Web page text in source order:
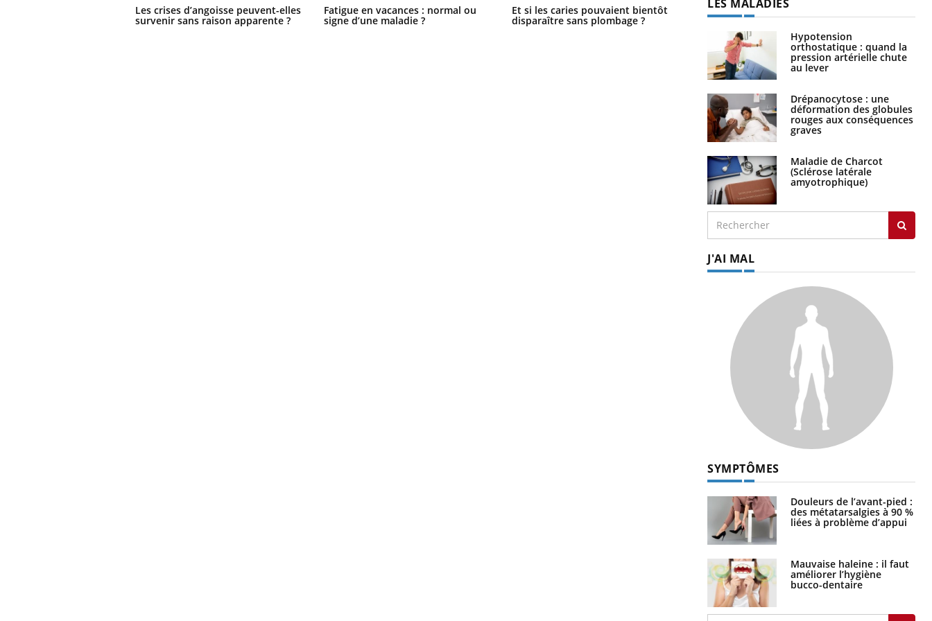
Les crises d’angoisse peuvent-elles
survenir sans raison apparente ?
Fatigue en vacances : normal ou
signe d’une maladie ?
Et si les caries pouvaient bientôt
disparaître sans plombage ?
Éclipse solaire du 12 août : “Des
verres adaptés, c'est indispensable
pour la santé des yeux”
LES MALADIES
Hypotension
orthostatique : quand la
pression artérielle chute
au lever
Drépanocytose : une
déformation des globules
rouges aux conséquences
graves
Maladie de Charcot
(Sclérose latérale
amyotrophique)
J'AI MAL
SYMPTÔMES
Douleurs de l’avant-pied :
des métatarsalgies à 90 %
liées à problème d’appui
Mauvaise haleine : il faut
améliorer l’hygiène
bucco-dentaire